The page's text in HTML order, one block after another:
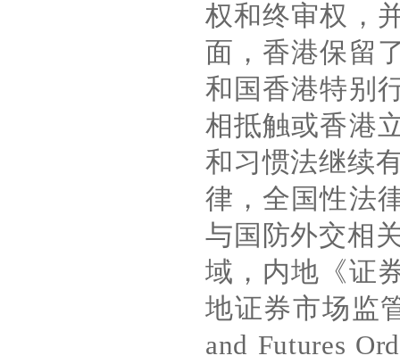
权和终审权，
面，香港保留
和国香港特别
相抵触或香港
和习惯法继续
律，全国性法
与国防外交相
域，内地《证
地证券市场监
and Futures